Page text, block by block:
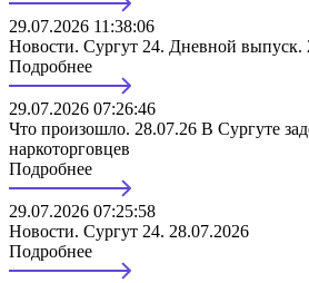
29.07.2026 11:38:06
Новости. Сургут 24. Дневной выпуск.
Подробнее
29.07.2026 07:26:46
Что произошло. 28.07.26 В Сургуте
наркоторговцев
Подробнее
29.07.2026 07:25:58
Новости. Сургут 24. 28.07.2026
Подробнее